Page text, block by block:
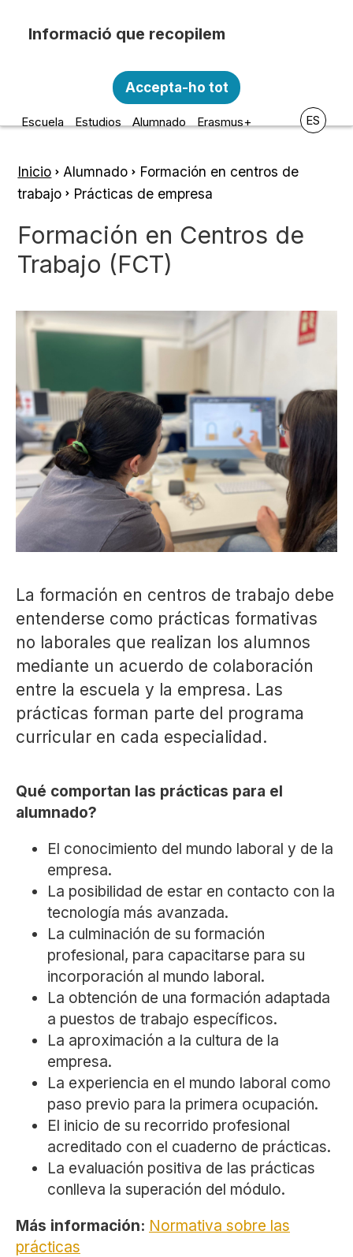
Escola d'Art i Disseny de la
Diputació a Tarragona
Escuela Estudios Alumnado Erasmus+ ES
Ruta
navegación
Inicio Alumnado Formación en centros de
trabajo Prácticas de empresa
Formación en Centros de
Trabajo (FCT)
La formación en centros de trabajo debe
entenderse como prácticas formativas
no laborales que realizan los alumnos
mediante un acuerdo de colaboración
entre la escuela y la empresa. Las
prácticas forman parte del programa
curricular en cada especialidad.
Qué comportan las prácticas para el
alumnado?
El conocimiento del mundo laboral y de la
empresa.
La posibilidad de estar en contacto con la
tecnología más avanzada.
La culminación de su formación
profesional, para capacitarse para su
incorporación al mundo laboral.
La obtención de una formación adaptada
a puestos de trabajo específicos.
La aproximación a la cultura de la
empresa.
La experiencia en el mundo laboral como
paso previo para la primera ocupación.
El inicio de su recorrido profesional
acreditado con el cuaderno de prácticas.
La evaluación positiva de las prácticas
conlleva la superación del módulo.
Más información: Normativa sobre las
prácticas
personal amb les següents finalitats:
Funcionalitat, Analítica.
Accepta-ho tot